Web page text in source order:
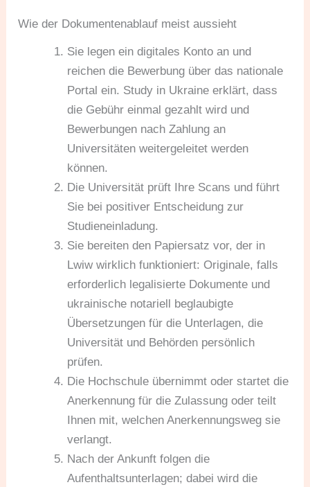
Wie der Dokumentenablauf meist aussieht
Sie legen ein digitales Konto an und
reichen die Bewerbung über das nationale
Portal ein. Study in Ukraine erklärt, dass
die Gebühr einmal gezahlt wird und
Bewerbungen nach Zahlung an
Universitäten weitergeleitet werden
können.
Die Universität prüft Ihre Scans und führt
Sie bei positiver Entscheidung zur
Studieneinladung.
Sie bereiten den Papiersatz vor, der in
Lwiw wirklich funktioniert: Originale, falls
erforderlich legalisierte Dokumente und
ukrainische notariell beglaubigte
Übersetzungen für die Unterlagen, die
Universität und Behörden persönlich
prüfen.
Die Hochschule übernimmt oder startet die
Anerkennung für die Zulassung oder teilt
Ihnen mit, welchen Anerkennungsweg sie
verlangt.
Nach der Ankunft folgen die
Aufenthaltsunterlagen; dabei wird die